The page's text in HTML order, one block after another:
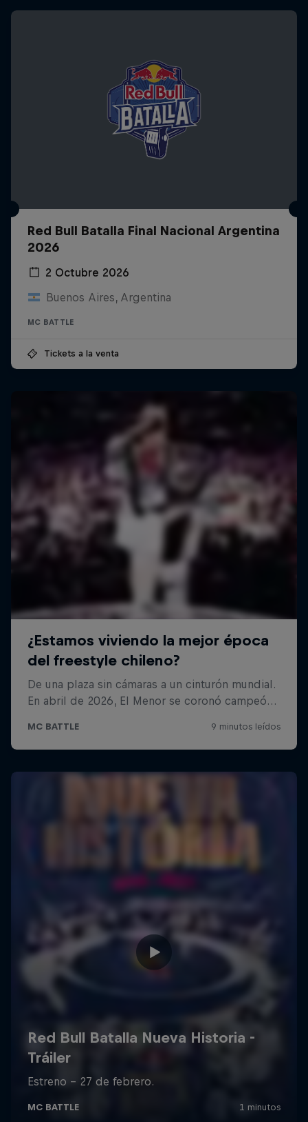
Red Bull Batalla Final Nacional Argentina
2026
2 Octubre 2026
Buenos Aires, Argentina
MC BATTLE
Tickets a la venta